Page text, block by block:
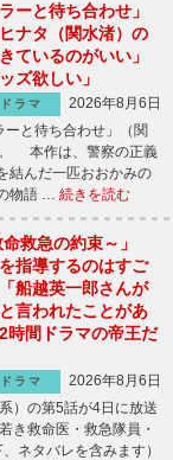
ーと待ち合わせ」
ナタ（関水渚）の
ているのがいい」
ズ欲しい」
ドラマ
2026年8月6日
と待ち合わせ」（関
。 本作は、警察の正義
結んだ一匹おおかみの
物語 … 続きを読む
救急の約束～」
指導するのはすご
船越英一郎さんが
言われたことがあ
時間ドラマの帝王だ
ドラマ
2026年8月6日
）の第5話が4日に放送
救命医・救急隊員・
ネタバレを含みます）